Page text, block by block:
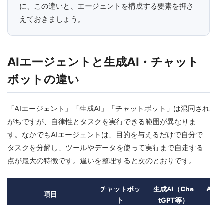
に、この違いと、エージェントを構成する要素を押さ
えておきましょう。
AIエージェントと生成AI・チャット
ボットの違い
「AIエージェント」「生成AI」「チャットボット」は混同され
がちですが、自律性とタスクを実行できる範囲が異なりま
す。なかでもAIエージェントは、目的を与えるだけで自分で
タスクを分解し、ツールやデータを使って実行まで自走する
点が最大の特徴です。違いを整理すると次のとおりです。
項目
チャットボッ
ト
生成AI（Cha
tGPT等）
AI